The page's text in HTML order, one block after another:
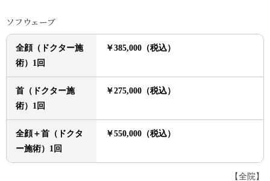
ソフウェーブ
全顔（ドクター施
術）1回
￥385,000（税込）
首（ドクター施
術）1回
￥275,000（税込）
全顔＋首（ドクタ
ー施術）1回
￥550,000（税込）
【全院】